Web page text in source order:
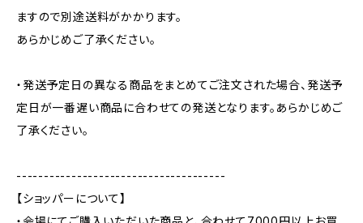
ますので別途送料がかかります。
あらかじめご了承ください。
・発送予定日の異なる商品をまとめてご注文された場合、発送予
定日が一番遅い商品に合わせての発送となります。あらかじめご
了承ください。
--------------------------------------
【ショッパーについて】